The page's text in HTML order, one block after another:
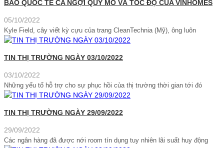
BÁO QUỐC TẾ CA NGỢI QUY MÔ VÀ TỐC ĐỘ CỦA VINHOMES
05/10/2022
Kyle Field, cây viết kỳ cựu của trang CleanTechnia (Mỹ), ông luôn
TIN THỊ TRƯỜNG NGÀY 03/10/2022
03/10/2022
Những yếu tố hỗ trợ cho sự phục hồi của thị trường thời gian tới đó
TIN THỊ TRƯỜNG NGÀY 29/09/2022
29/09/2022
Các ngân hàng đã được nới room tín dụng tuy nhiên lãi suất huy động